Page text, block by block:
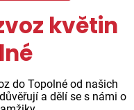
květin
do Topolné od našich
a dělí se s námi o